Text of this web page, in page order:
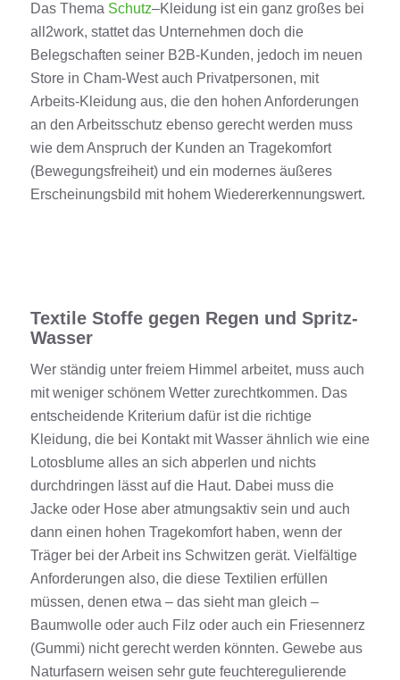
Das Thema Schutz–Kleidung ist ein ganz großes bei
all2work, stattetdas Unternehmen doch die
Belegschaften seiner B2B-Kunden, jedoch im neuen
Store in Cham-West auch Privatpersonen, mit
Arbeits-Kleidung aus, die den hohen Anforderungen
an den Arbeitsschutz ebenso gerecht werden muss
wie dem Anspruch der Kunden an Tragekomfort
(Bewegungsfreiheit) und ein modernes äußeres
Erscheinungsbild mit hohem Wiedererkennungswert.
Textile Stoffe gegen Regen und Spritz-
Wasser
Wer ständig unter freiem Himmel arbeitet, muss auch
mit weniger schönem Wetter zurechtkommen. Das
entscheidende Kriterium dafür ist die richtige
Kleidung, die bei KontaktmitWasser ähnlich wie eine
Lotosblume alles an sich abperlen und nichts
durchdringen lässt auf die Haut. Dabei muss die
Jacke oder Hose aber atmungsaktiv sein und auch
dann einen hohen Tragekomfort haben, wenn der
Träger bei der Arbeit ins Schwitzen gerät. Vielfältige
Anforderungen also, die diese Textilien erfüllen
müssen, denen etwa –das sieht man gleich –
Baumwolle oder auch Filz oder auch ein Friesennerz
(Gummi)nicht gerecht werden könnten. Gewebe aus
Naturfasern weisen sehr gute feuchteregulierende